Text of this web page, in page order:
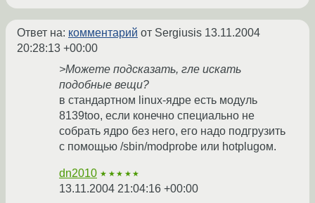
Ответ на: комментарий от Sergiusis 13.11.2004
20:28:13 +00:00
>Можете подсказать, гле искать
подобные вещи?
в стандартном linux-ядре есть модуль
8139too, если конечно специально не
собрать ядро без него, его надо подгрузить
с помощью /sbin/modprobe или hotplugом.
dn2010 ★★★★★
13.11.2004 21:04:16 +00:00